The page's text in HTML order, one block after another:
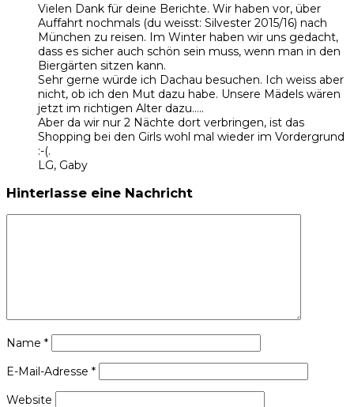
Vielen Dank für deine Berichte. Wir haben vor, über
Auffahrt nochmals (du weisst: Silvester 2015/16) nach
München zu reisen. Im Winter haben wir uns gedacht,
dass es sicher auch schön sein muss, wenn man in den
Biergärten sitzen kann.
Sehr gerne würde ich Dachau besuchen. Ich weiss aber
nicht, ob ich den Mut dazu habe. Unsere Mädels wären
jetzt im richtigen Alter dazu…..
Aber da wir nur 2 Nächte dort verbringen, ist das
Shopping bei den Girls wohl mal wieder im Vordergrund
:-(.
LG, Gaby
Hinterlasse eine Nachricht
Name *
E-Mail-Adresse *
Website